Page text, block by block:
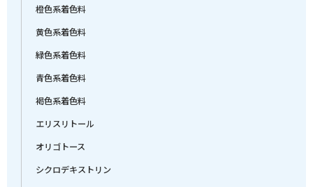
橙色系着色料
黄色系着色料
緑色系着色料
青色系着色料
褐色系着色料
エリスリトール
オリゴトース
シクロデキストリン